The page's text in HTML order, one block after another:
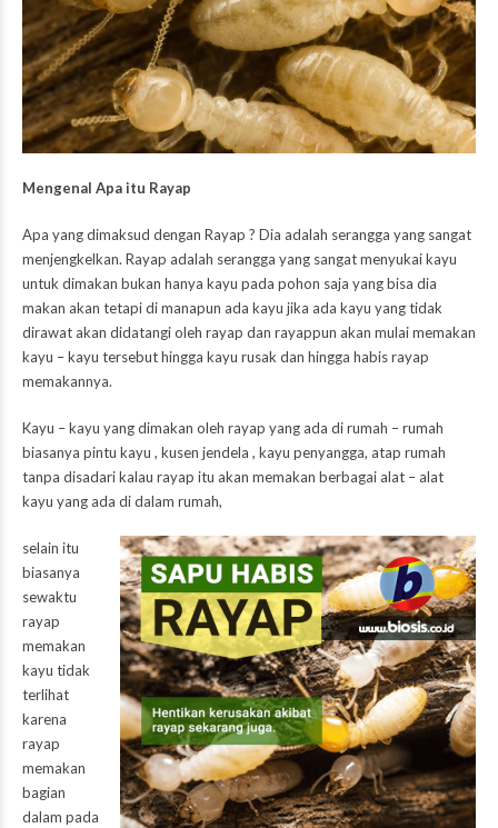
Mengenal Apa itu Rayap
Apa yang dimaksud dengan Rayap ? Dia adalah serangga yang sangat
menjengkelkan. Rayap adalah serangga yang sangat menyukai kayu
untuk dimakan bukan hanya kayu pada pohon saja yang bisa dia
makan akan tetapi di manapun ada kayu jika ada kayu yang tidak
dirawat akan didatangi oleh rayap dan rayappun akan mulai memakan
kayu – kayu tersebut hingga kayu rusak dan hingga habis rayap
memakannya.
Kayu – kayu yang dimakan oleh rayap yang ada di rumah – rumah
biasanya pintu kayu , kusen jendela , kayu penyangga, atap rumah
tanpa disadari kalau rayap itu akan memakan berbagai alat – alat
kayu yang ada di dalam rumah,
selain itu
biasanya
sewaktu
rayap
memakan
kayu tidak
terlihat
karena
rayap
memakan
bagian
dalam pada